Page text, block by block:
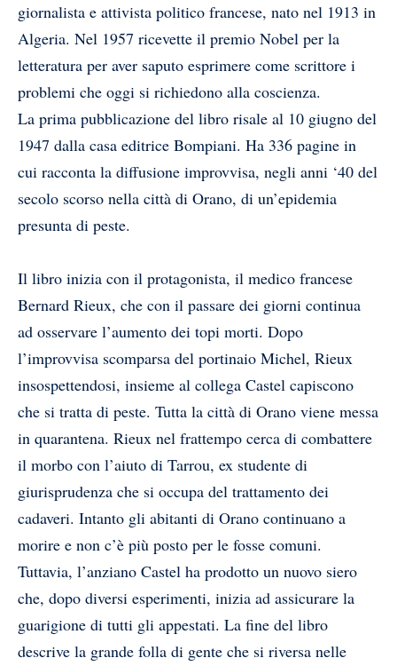
giornalista e attivista politico francese, nato nel 1913 in
Algeria. Nel 1957 ricevette il premio Nobel per la
letteratura per aver saputo esprimere come scrittore i
problemi che oggi si richiedono alla coscienza.
La prima pubblicazione del libro risale al 10 giugno del
1947 dalla casa editrice Bompiani. Ha 336 pagine in
cui racconta la diffusione improvvisa, negli anni ‘40 del
secolo scorso nella città di Orano, di un’epidemia
presunta di peste.
Il libro inizia con il protagonista, il medico francese
Bernard Rieux, che con il passare dei giorni continua
ad osservare l’aumento dei topi morti. Dopo
l’improvvisa scomparsa del portinaio Michel, Rieux
insospettendosi, insieme al collega Castel capiscono
che si tratta di peste. Tutta la città di Orano viene messa
in quarantena. Rieux nel frattempo cerca di combattere
il morbo con l’aiuto di Tarrou, ex studente di
giurisprudenza che si occupa del trattamento dei
cadaveri. Intanto gli abitanti di Orano continuano a
morire e non c’è più posto per le fosse comuni.
Tuttavia, l’anziano Castel ha prodotto un nuovo siero
che, dopo diversi esperimenti, inizia ad assicurare la
guarigione di tutti gli appestati. La fine del libro
descrive la grande folla di gente che si riversa nelle